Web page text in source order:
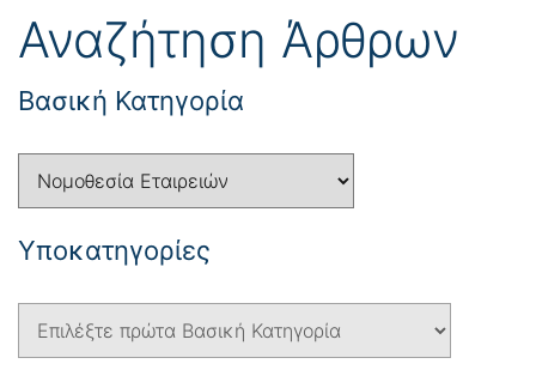
Αναζήτηση Άρθρων
Βασική Κατηγορία
Yποκατηγορίες